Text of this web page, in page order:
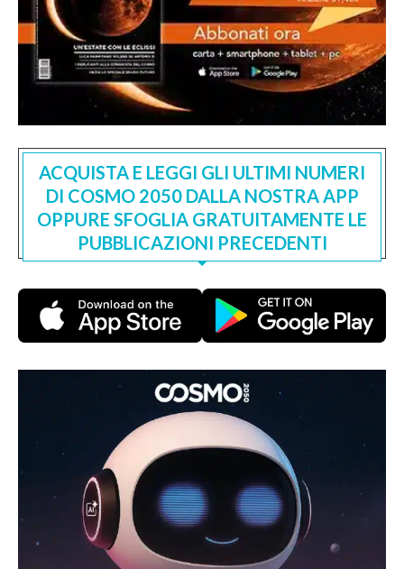
ACQUISTA E LEGGI GLI ULTIMI NUMERI
DI COSMO 2050 DALLA NOSTRA APP
OPPURE SFOGLIA GRATUITAMENTE LE
PUBBLICAZIONI PRECEDENTI